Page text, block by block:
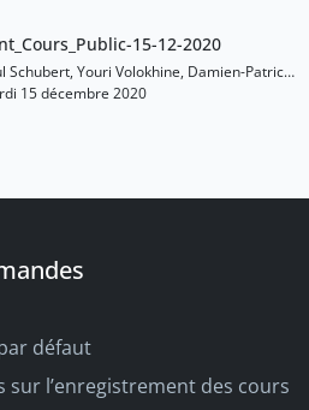
Jaillard, Catherine Mittermayer,
E. Baumer, Lavinia Ferretti, Christine
Hunziker, Lavinia Galli Mili?
15-12-2020
Schubert, Youri Volokhine, Damien-Patrick
Anne-Françoise Jaccottet, Yannick
Hunziker, Lavinia Galli Mili?
15 décembre 2020
défaut
sur l’enregistrement des cours